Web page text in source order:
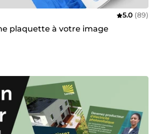
5.0 (89)
plaquette à votre image